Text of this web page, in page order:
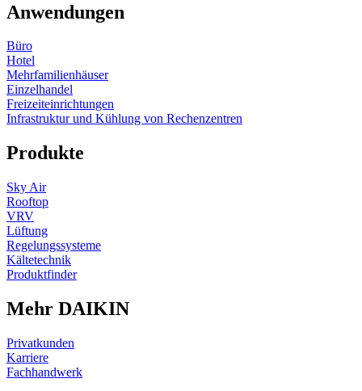
Anwendungen
Büro
Hotel
Mehrfamilienhäuser
Einzelhandel
Freizeiteinrichtungen
Infrastruktur und Kühlung von Rechenzentren
Produkte
Sky Air
Rooftop
VRV
Lüftung
Regelungssysteme
Kältetechnik
Produktfinder
Mehr DAIKIN
Privatkunden
Karriere
Fachhandwerk